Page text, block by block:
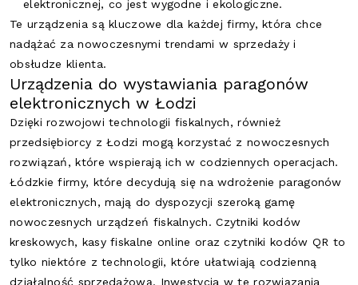
elektronicznej, co jest wygodne i ekologiczne.
Te urządzenia są kluczowe dla każdej firmy, która chce
nadążać za nowoczesnymi trendami w sprzedaży i
obsłudze klienta.
Urządzenia do wystawiania paragonów
elektronicznych w Łodzi
Dzięki rozwojowi technologii fiskalnych, również
przedsiębiorcy z Łodzi mogą korzystać z nowoczesnych
rozwiązań, które wspierają ich w codziennych operacjach.
Łódzkie firmy, które decydują się na wdrożenie paragonów
elektronicznych, mają do dyspozycji szeroką gamę
nowoczesnych urządzeń fiskalnych. Czytniki kodów
kreskowych, kasy fiskalne online oraz czytniki kodów QR to
tylko niektóre z technologii, które ułatwiają codzienną
działalność sprzedażową. Inwestycja w te rozwiązania